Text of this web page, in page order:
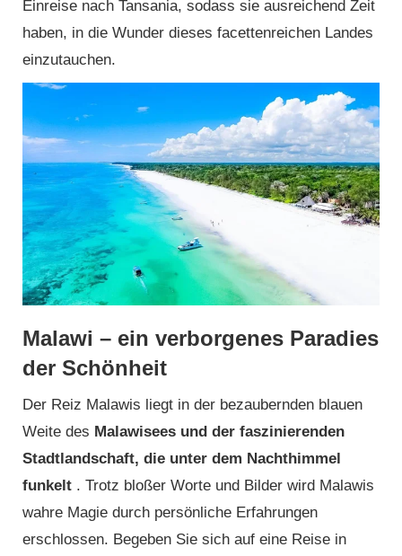
Einreise nach Tansania, sodass sie ausreichend Zeit
haben, in die Wunder dieses facettenreichen Landes
einzutauchen.
Malawi – ein verborgenes Paradies
der Schönheit
Der Reiz Malawis liegt in der bezaubernden blauen
Weite des Malawisees und der faszinierenden
Stadtlandschaft, die unter dem Nachthimmel
funkelt . Trotz bloßer Worte und Bilder wird Malawis
wahre Magie durch persönliche Erfahrungen
erschlossen. Begeben Sie sich auf eine Reise in